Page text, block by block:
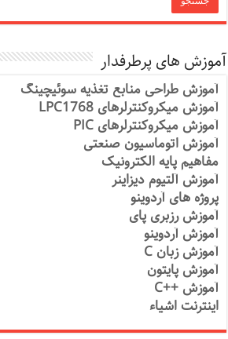
آموزش های پرطرفدار
آموزش طراحی منابع تغذیه سوئیچینگ
آموزش میکروکنترلرهای LPC1768
آموزش میکروکنترلرهای PIC
آموزش اتوماسیون صنعتی
مفاهیم پایه الکترونیک
آموزش آلتیوم دیزاینر
پروژه های آردوینو
آموزش رزبری پای
آموزش آردوینو
آموزش زبان C
آموزش پایتون
آموزش ++C
اینترنت اشیاء